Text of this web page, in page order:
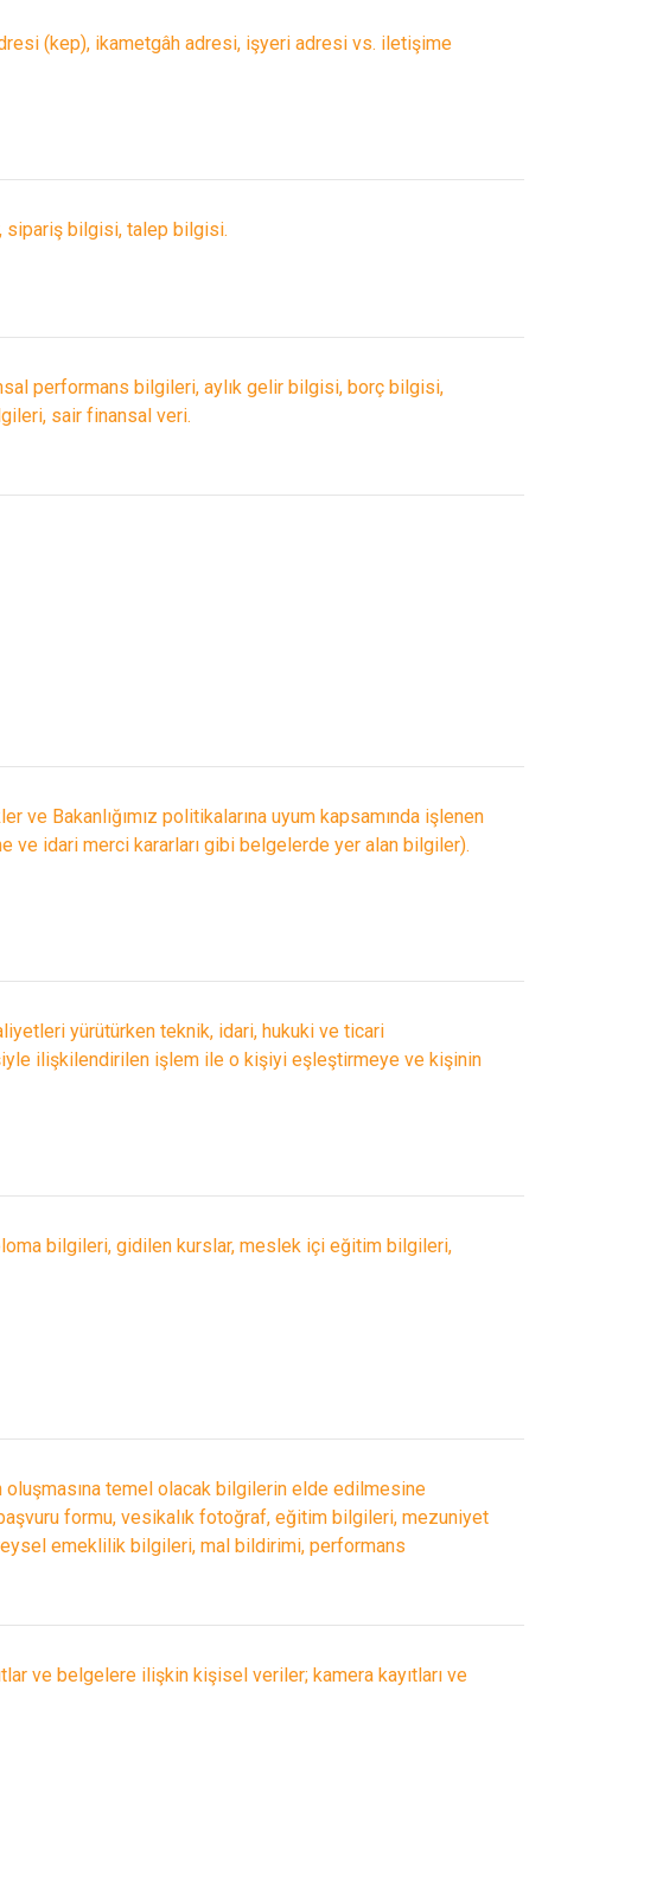
(kep), ikametgâh adresi, işyeri adresi vs. iletişime
sipariş bilgisi, talep bilgisi.
performans bilgileri, aylık gelir bilgisi, borç bilgisi,
sair finansal veri.
ve Bakanlığımız politikalarına uyum kapsamında işlenen
idari merci kararları gibi belgelerde yer alan bilgiler).
yürütürken teknik, idari, hukuki ve ticari
ilişkilendirilen işlem ile o kişiyi eşleştirmeye ve kişinin
bilgileri, gidilen kurslar, meslek içi eğitim bilgileri,
oluşmasına temel olacak bilgilerin elde edilmesine
formu, vesikalık fotoğraf, eğitim bilgileri, mezuniyet
emeklilik bilgileri, mal bildirimi, performans
ve belgelere ilişkin kişisel veriler; kamera kayıtları ve